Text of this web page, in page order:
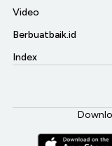
Video
Berbuatbaik.id
Index